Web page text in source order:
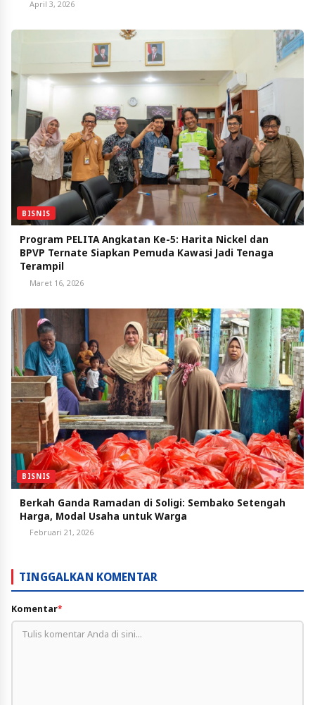
April 3, 2026
BISNIS
Program PELITA Angkatan Ke-5: Harita Nickel dan
BPVP Ternate Siapkan Pemuda Kawasi Jadi Tenaga
Terampil
Maret 16, 2026
BISNIS
Berkah Ganda Ramadan di Soligi: Sembako Setengah
Harga, Modal Usaha untuk Warga
Februari 21, 2026
TINGGALKAN KOMENTAR
Komentar*